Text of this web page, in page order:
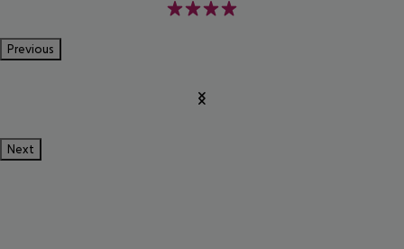
4
Previous
Next